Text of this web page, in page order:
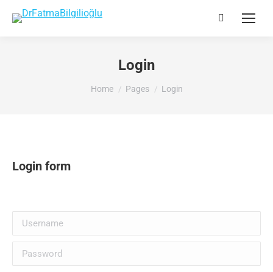
Search:
Login
You are here:
Home Pages Login
Login form
Username
Password